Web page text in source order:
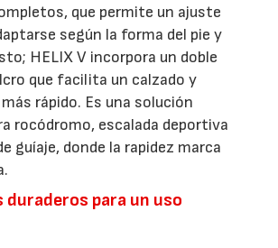
que permite un ajuste
según la forma del pie y
HELIX V incorpora un doble
que facilita un calzado y
rápido. Es una solución
rocódromo, escalada deportiva
guíaje, donde la rapidez marca
duraderos para un uso